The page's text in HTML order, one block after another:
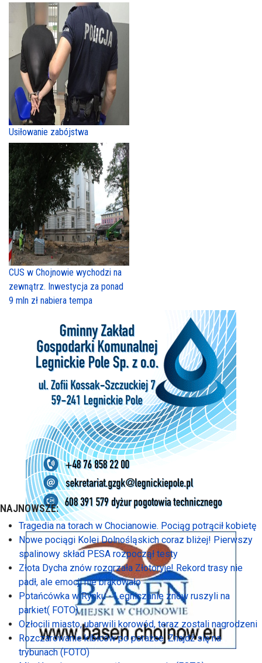
Usiłowanie zabójstwa
CUS w Chojnowie wychodzi na
zewnątrz. Inwestycja za ponad
9 mln zł nabiera tempa
NAJNOWSZE:
Tragedia na torach w Chocianowie. Pociąg potrącił kobietę
Nowe pociągi Kolei Dolnośląskich coraz bliżej! Pierwszy
spalinowy skład PESA rozpoczął testy
Złota Dycha znów rozgrzała Złotoryję! Rekord trasy nie
padł, ale emocji nie brakowało
Potańcówka w Rynku - Legniczanie znów ruszyli na
parkiet( FOTO)
Ozłocili miasto, ubarwili korowód, teraz zostali nagrodzeni
Rozczarowanie kibiców po porażce. Znajdź się na
trybunach (FOTO)